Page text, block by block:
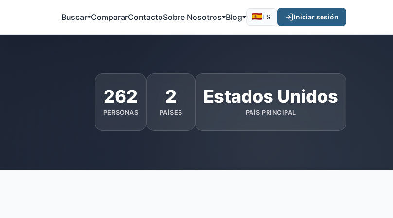
Buscar CompararContactoSobre Nosotros Blog ES Iniciar sesión
262
PERSONAS
2
PAÍSES
Estados Unidos
PAÍS PRINCIPAL